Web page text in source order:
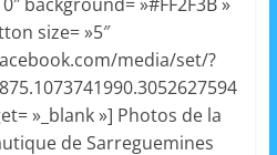
,
é
d
u
background= »#FF2F3B »
size= »5″
media/set/?
»_blank »] Photos de la
de Sarreguemines